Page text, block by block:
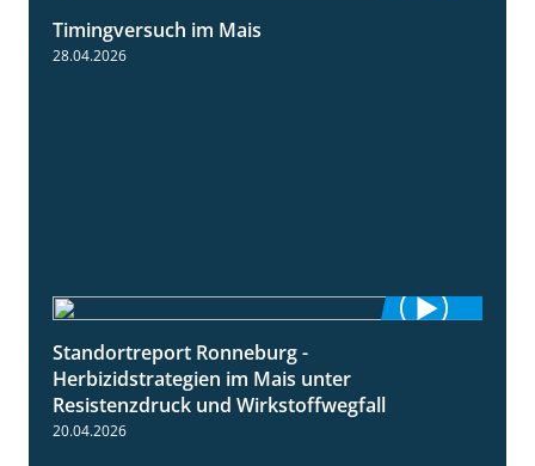
Timingversuch im Mais
28.04.2026
Standortreport Ronneburg -
Herbizidstrategien im Mais unter
Resistenzdruck und Wirkstoffwegfall
20.04.2026